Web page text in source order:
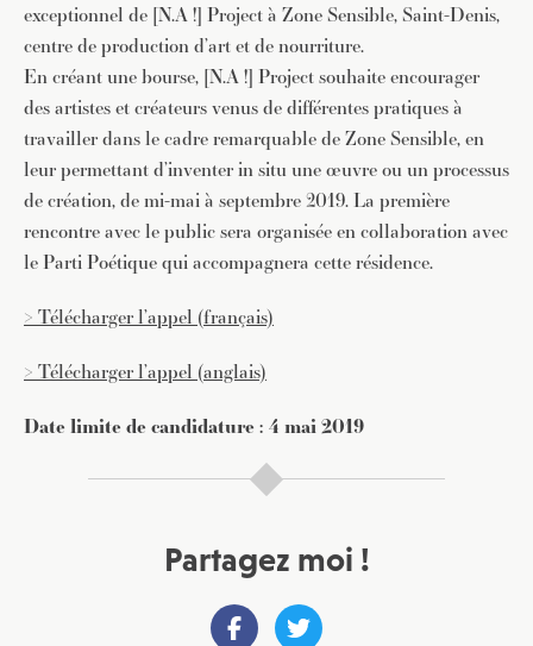
exceptionnel de [N.A !] Project à Zone Sensible, Saint-Denis,
centre de production d’art et de nourriture.
En créant une bourse, [N.A !] Project souhaite encourager
des artistes et créateurs venus de différentes pratiques à
travailler dans le cadre remarquable de Zone Sensible, en
leur permettant d’inventer in situ une œuvre ou un processus
de création, de mi-mai à septembre 2019. La première
rencontre avec le public sera organisée en collaboration avec
le Parti Poétique qui accompagnera cette résidence.
> Télécharger l’appel (français)
> Télécharger l’appel (anglais)
Date limite de candidature : 4 mai 2019
Partagez moi !